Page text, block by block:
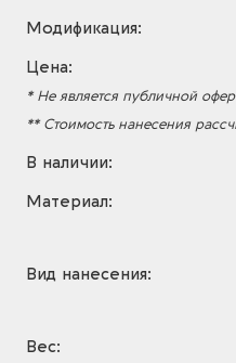
Модификация:
Цена:
* Не является публичной
** Стоимость нанесения
В наличии:
Материал:
Вид нанесения:
Вес: